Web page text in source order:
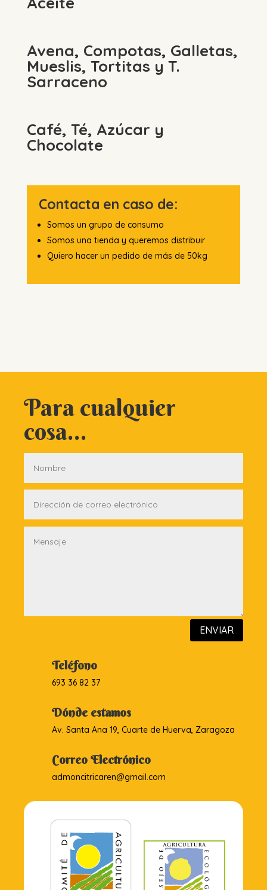
Avena, Compotas, Galletas,
Mueslis, Tortitas y T.
Sarraceno
Café, Té, Azúcar y
Chocolate
Contacta en caso de:
Somos un grupo de consumo
Somos una tienda y queremos distribuir
Quiero hacer un pedido de más de 50kg
Para cualquier
cosa...
ENVIAR
Teléfono
693 36 82 37
Dónde estamos
Av. Santa Ana 19, Cuarte de Huerva, Zaragoza
Correo Electrónico
admoncitricaren@gmail.com